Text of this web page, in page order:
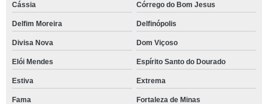
Cássia Córrego do Bom Jesus
Delfim Moreira Delfinópolis
Divisa Nova Dom Viçoso
Elói Mendes Espírito Santo do Dourado
Estiva Extrema
Fama Fortaleza de Minas